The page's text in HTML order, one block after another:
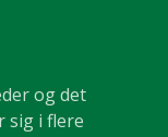
og det
sig i flere